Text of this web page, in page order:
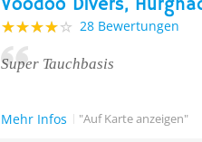
Voodoo Divers,
28 Bewertungen
Super Tauchbasis
Mehr Infos "Auf Karte anzeigen"